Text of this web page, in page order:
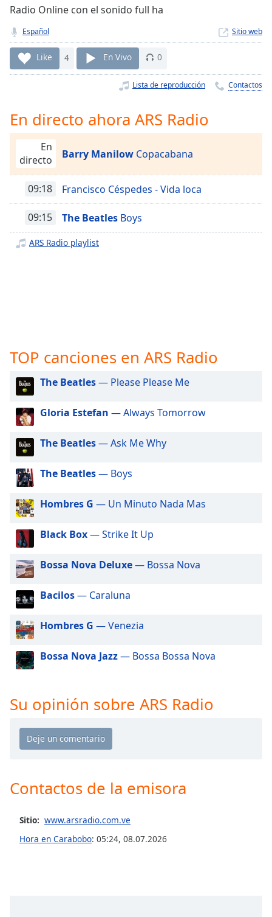
0.00%
TypeLIVE
Seek to
live,
currently
Time-
Playback
Rate
Chapters
Chapters
Descriptions
settings,
subtitles
settings
dialog
subtitles
off
selected
Audio
Track
Picture-
in-
Picture
Fullscreen
modal
window.
Beginning
dialog
will
Text
Opacity
Radio Online con el sonido full ha
Español Sitio web
Like 4 En Vivo 0
Lista de reproducción Contactos
En directo ahora ARS Radio
En
directo
Barry Manilow Copacabana
09:18 Francisco Céspedes - Vida loca
09:15 The Beatles Boys
ARS Radio playlist
TOP canciones en ARS Radio
The Beatles— Please Please Me
Gloria Estefan — Always Tomorrow
The Beatles— Ask Me Why
The Beatles— Boys
Hombres G — Un Minuto Nada Mas
Black Box— Strike It Up
Bossa Nova Deluxe— Bossa Nova
Bacilos— Caraluna
Hombres G — Venezia
Bossa Nova Jazz— Bossa Bossa Nova
Su opinión sobre ARS Radio
Contactos de la emisora
Sitio: www.arsradio.com.ve
Hora en Carabobo: 05:24, 08.07.2026